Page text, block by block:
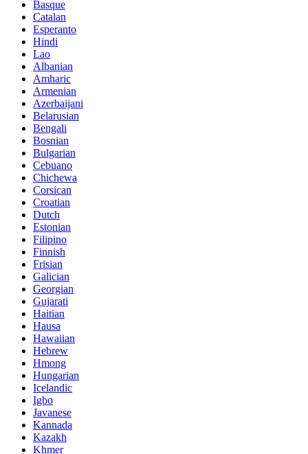
Basque
Catalan
Esperanto
Hindi
Lao
Albanian
Amharic
Armenian
Azerbaijani
Belarusian
Bengali
Bosnian
Bulgarian
Cebuano
Chichewa
Corsican
Croatian
Dutch
Estonian
Filipino
Finnish
Frisian
Galician
Georgian
Gujarati
Haitian
Hausa
Hawaiian
Hebrew
Hmong
Hungarian
Icelandic
Igbo
Javanese
Kannada
Kazakh
Khmer